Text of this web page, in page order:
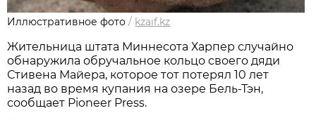
Иллюстративное фото / kzaif.kz
Жительница штата Миннесота Харпер случайно
обнаружила обручальное кольцо своего дяди
Стивена Майера, которое тот потерял 10 лет
назад во время купания на озере Бель-Тэн,
сообщает Pioneer Press.